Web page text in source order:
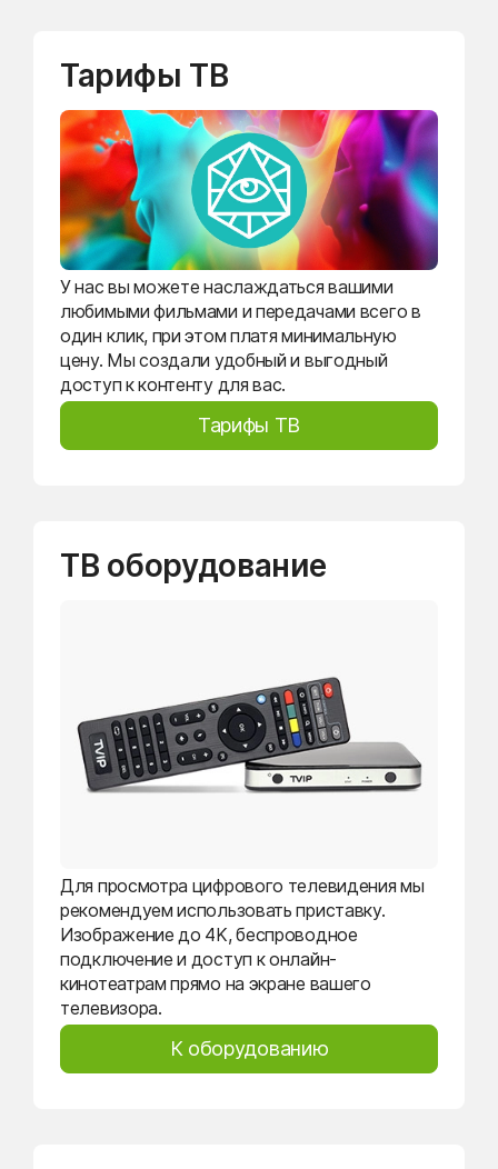
Тарифы ТВ
У нас вы можете наслаждаться вашими
любимыми фильмами и передачами всего в
один клик, при этом платя минимальную
цену. Мы создали удобный и выгодный
доступ к контенту для вас.
Тарифы ТВ
ТВ оборудование
Для просмотра цифрового телевидения мы
рекомендуем использовать приставку.
Изображение до 4K, беспроводное
подключение и доступ к онлайн-
кинотеатрам прямо на экране вашего
телевизора.
К оборудованию